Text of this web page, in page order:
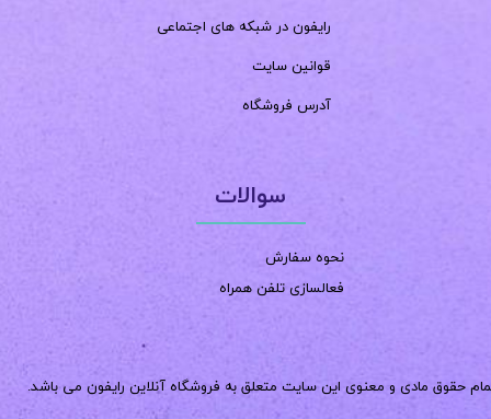
سوالات
نحوه سفارش
فعالسازی تلفن همراه
حقوق مادی و معنوی این سایت متعلق به فروشگاه آنلاین رایفون می باشد.
رایفون در شبکه های اجتماعی
قوانین سایت
آدرس فروشگاه